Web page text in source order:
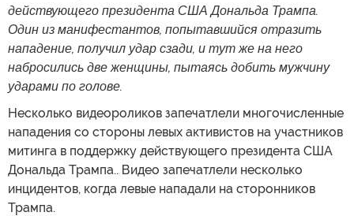
действующего президента США Дональда Трампа.
Один из манифестантов, попытавшийся отразить
нападение, получил удар сзади, и тут же на него
набросились две женщины, пытаясь добить мужчину
ударами по голове.
Несколько видеороликов запечатлели многочисленные
нападения со стороны левых активистов на участников
митинга в поддержку действующего президента США
Дональда Трампа.. Видео запечатлели несколько
инцидентов, когда левые нападали на сторонников
Трампа.